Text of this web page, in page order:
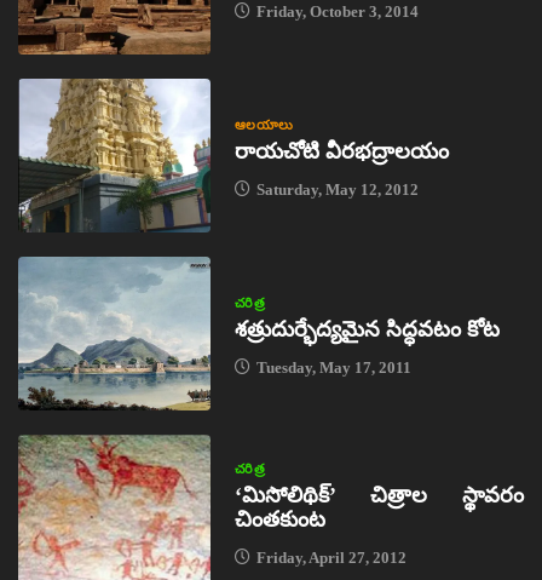
Friday, October 3, 2014
ఆలయాలు
రాయచోటి వీరభద్రాలయం
Saturday, May 12, 2012
చరిత్ర
శత్రుదుర్భేద్యమైన సిద్ధవటం కోట
Tuesday, May 17, 2011
చరిత్ర
‘మిసోలిథిక్‌’ చిత్రాల స్థావరం
చింతకుంట
Friday, April 27, 2012